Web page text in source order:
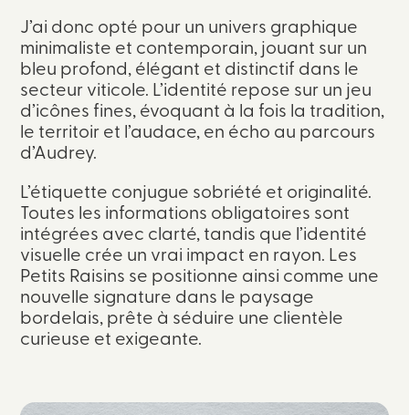
J’ai donc opté pour un univers graphique
minimaliste et contemporain, jouant sur un
bleu profond, élégant et distinctif dans le
secteur viticole. L’identité repose sur un jeu
d’icônes fines, évoquant à la fois la tradition,
le territoir et l’audace, en écho au parcours
d’Audrey.
L’étiquette conjugue sobriété et originalité.
Toutes les informations obligatoires sont
intégrées avec clarté, tandis que l’identité
visuelle crée un vrai impact en rayon. Les
Petits Raisins se positionne ainsi comme une
nouvelle signature dans le paysage
bordelais, prête à séduire une clientèle
curieuse et exigeante.